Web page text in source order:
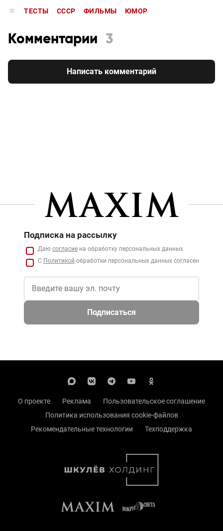
ТЕСТЫ СССР ФИЛЬМЫ ЮМОР
Комментарии 3
Написать комментарий
Подписка на рассылку
Даю согласие на обработку персональных данных
С Политикой обработки персональных данных согласен
Подписаться
О проекте Реклама
Пользовательское соглашение
Политика использования cookie-файлов
Рекомендательные технологии
Техподдержка